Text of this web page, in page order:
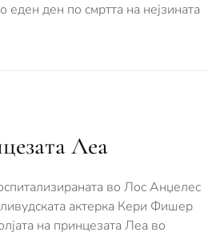
еден ден по смртта на нејзината
Леа
во Лос Анџелес
актерка Кери Фишер
на принцезата Леа во